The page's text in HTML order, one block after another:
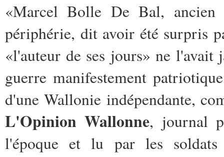
«Marcel Bolle De Bal,
périphérie, dit avoir été surpris
«l'auteur de ses jours» ne l'avait
guerre manifestement
d'une Wallonie indépendante,
L'Opinion Wallonne, journal
l'époque et lu par les